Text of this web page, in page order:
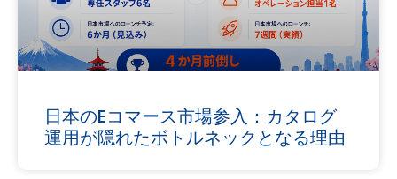
日本のEコマース市場参入：カタログ
運用が隠れたボトルネックとなる理由